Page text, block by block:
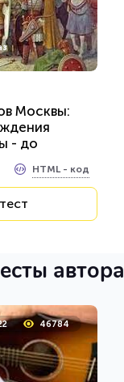
Москвы:
- до
«Город-
HTML - код
автора
46784